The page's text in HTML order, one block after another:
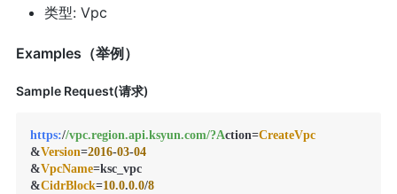
类型: Vpc
Examples（举例）
Sample Request(请求)
https://vpc.region.api.ksyun.com/?Action=CreateVpc
&Version=2016-03-04
&VpcName=ksc_vpc
&CidrBlock=10.0.0.0/8